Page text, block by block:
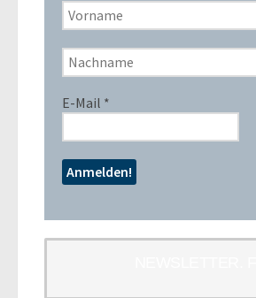
E-Mail *